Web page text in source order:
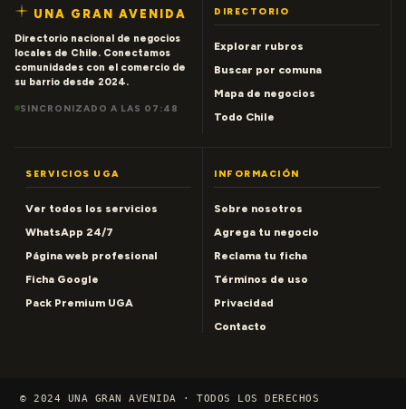
UNA GRAN AVENIDA
Directorio nacional de negocios
locales de Chile. Conectamos
comunidades con el comercio de
su barrio desde 2024.
SINCRONIZADO A LAS 07:48
DIRECTORIO
Explorar rubros
Buscar por comuna
Mapa de negocios
Todo Chile
SERVICIOS UGA
Ver todos los servicios
WhatsApp 24/7
Página web profesional
Ficha Google
Pack Premium UGA
INFORMACIÓN
Sobre nosotros
Agrega tu negocio
Reclama tu ficha
Términos de uso
Privacidad
Contacto
© 2024 UNA GRAN AVENIDA · TODOS LOS DERECHOS